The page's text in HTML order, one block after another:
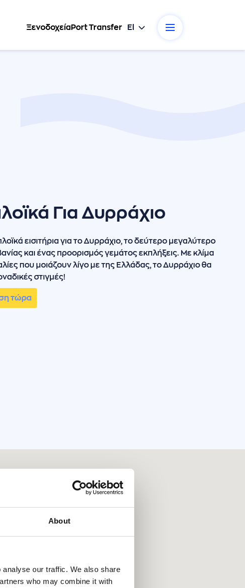
About
our traffic. We also share
who may combine it with
ΞενοδοχείαPort Transfer El
Για Δυρράχιο
εισιτήρια για το Δυρράχιο, το δεύτερο μεγαλύτερο
και ένας προορισμός γεμάτος εκπλήξεις. Με κλίμα
που μοιάζουν λίγο με της Ελλάδας, το Δυρράχιο θα
στιγμές!
τώρα